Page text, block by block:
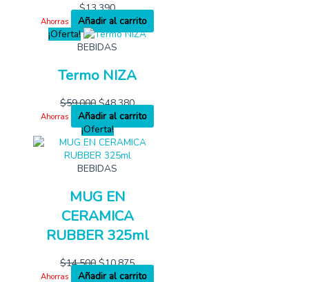
$13,390
Ahorras
Añadir al carrito
¡Oferta!
BEBIDAS
Termo NIZA
$59,000 $48,380
Ahorras
Añadir al carrito
¡Oferta!
BEBIDAS
MUG EN
CERAMICA
RUBBER 325ml
$14,500 $10,875
Ahorras Añadir al carrito